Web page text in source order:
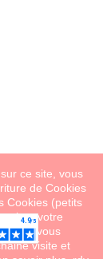
ce site, vous
de Cookies
Cookies (petits
suivre votre
vous
visite et